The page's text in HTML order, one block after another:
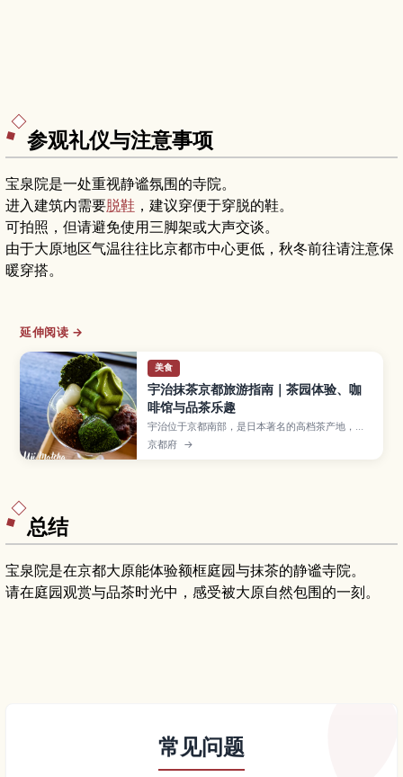
参观礼仪与注意事项
宝泉院是一处重视静谧氛围的寺院。
进入建筑内需要脱鞋 ，建议穿便于穿脱的鞋。
可拍照，但请避免使用三脚架或大声交谈。
由于大原地区气温往往比京都市中心更低，秋冬前往请注意保
暖穿搭。
延伸阅读 →
美食
宇治抹茶京都旅游指南｜茶园体验、咖
啡馆与品茶乐趣
宇治位于京都南部，是日本著名的高档茶产地，以
香气浓郁、风味醇厚的宇治抹茶闻名。本文将带你
了解抹茶的历史、茶园参观与采茶体验、手冲抹茶
京都府 →
总结
宝泉院是在京都大原能体验额框庭园与抹茶的静谧寺院。
请在庭园观赏与品茶时光中，感受被大原自然包围的一刻。
常见问题